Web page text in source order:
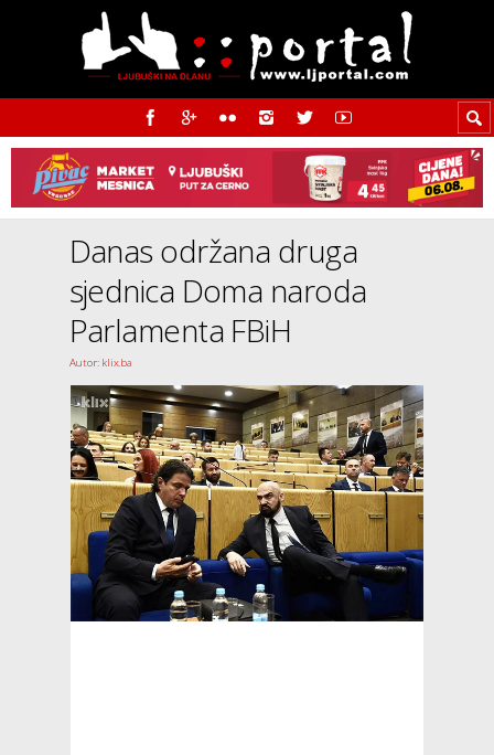
Danas održana druga
sjednica Doma naroda
Parlamenta FBiH
Autor: klix.ba